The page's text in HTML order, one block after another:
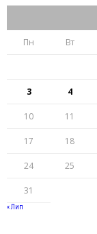
Пн Вт
3 4
10 11
17 18
24 25
31
« Лип